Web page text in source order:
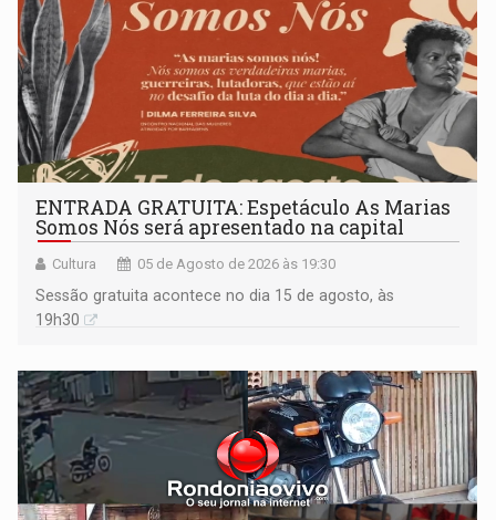
ENTRADA GRATUITA: Espetáculo As Marias
Somos Nós será apresentado na capital
Cultura 05 de Agosto de 2026 às 19:30
Sessão gratuita acontece no dia 15 de agosto, às
19h30